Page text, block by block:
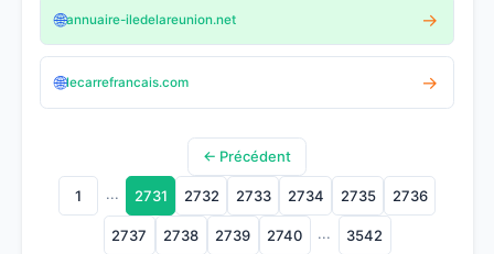
🌐annuaire-iledelareunion.net →
🌐lecarrefrancais.com →
← Précédent
1 ... 2731 2732 2733 2734 2735 2736
2737 2738 2739 2740 ... 3542